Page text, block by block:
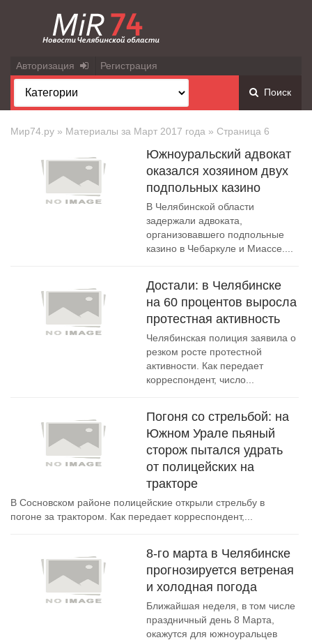
Авторизация Регистрация
Поиск
Мир74.ру » Материалы за Март 2017 года » Страница 6
Южноуральский адвокат
оказался хозяином двух
подпольных казино
В Челябинской области
задержали адвоката,
организовавшего подпольные
казино в Чебаркуле и Миассе....
Достали: в Челябинске
на 60 процентов выросла
протестная активность
Челябинская полиция заявила о
резком росте протестной
активности. Как передает
корреспондент, число...
Погоня со стрельбой: на
Южном Урале пьяный
сторож пытался удрать
от полицейских на
тракторе
В Сосновском районе полицейские открыли стрельбу в
погоне за трактором. Как передает корреспондент,...
8-го марта в Челябинске
прогнозируется ветреная
и холодная погода
Ближайшая неделя, в том числе
праздничный день 8 Марта,
окажутся для южноуральцев